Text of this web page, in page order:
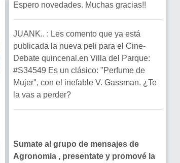
Espero novedades. Muchas gracias!!
JUANK.. : Les comento que ya está
publicada la nueva peli para el Cine-
Debate quincenal.en Villa del Parque:
#S34549 Es un clásico: "Perfume de
Mujer", con el inefable V. Gassman. ¿Te
la vas a perder?
Sumate al grupo de mensajes de
Agronomia , presentate y promové la